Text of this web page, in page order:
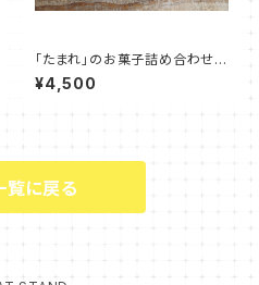
「たまれ」のお菓子詰め合わせs
et（ダレカノticket 4枚購入 )
¥4,500
覧に戻る